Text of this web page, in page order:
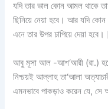
যদি তার ভাল কোন আমল থাকে
ছিনিয়ে নেয়া হবে। আর যদি
এনে তার উপর চাপিয়ে দেয়া
আবু মূসা আল -আশ‘আরী (রা.) হতে
নিশ্চয়ই আল্লাহ তা‘আলা
এমনভাবে পাকড়াও করেন যে, সে